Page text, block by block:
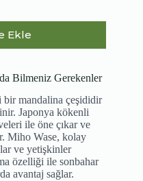
Ekle
Bilmeniz Gerekenler
bir mandalina çeşididir
Japonya kökenli
ile öne çıkar ve
Miho Wase, kolay
ve yetişkinler
özelliği ile sonbahar
avantaj sağlar.